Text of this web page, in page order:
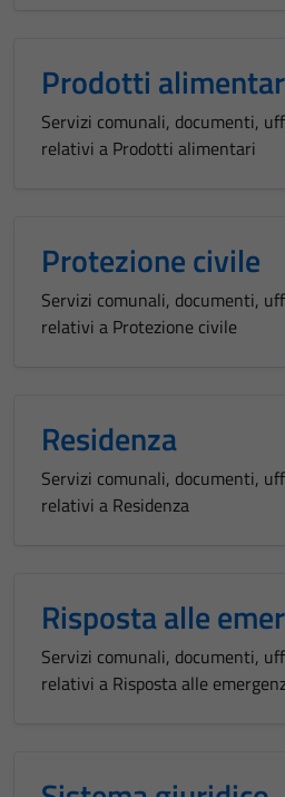
Prodotti
Servizi comunali, documenti,
relativi a Prodotti alimentari
Protezione civile
Servizi comunali, documenti,
relativi a Protezione civile
Residenza
Servizi comunali, documenti,
relativi a Residenza
Risposta alle
Servizi comunali, documenti,
relativi a Risposta alle